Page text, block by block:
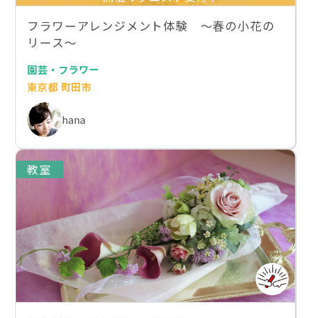
フラワーアレンジメント体験 〜春の小花の
リース〜
園芸・フラワー
東京都 町田市
hana
教室